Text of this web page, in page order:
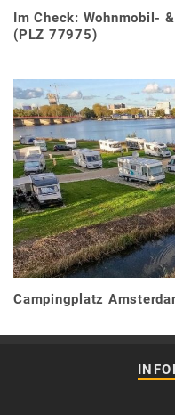
Im Check: Wohnmobil-
(PLZ 77975)
Campingplatz